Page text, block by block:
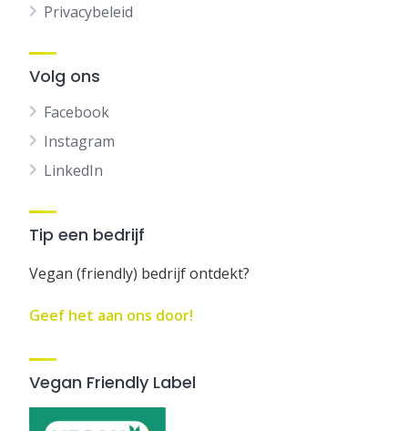
Privacybeleid
Volg ons
Facebook
Instagram
LinkedIn
Tip een bedrijf
Vegan (friendly) bedrijf ontdekt?
Geef het aan ons door!
Vegan Friendly Label